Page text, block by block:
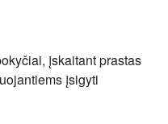
įskaitant prastas
įsigyti